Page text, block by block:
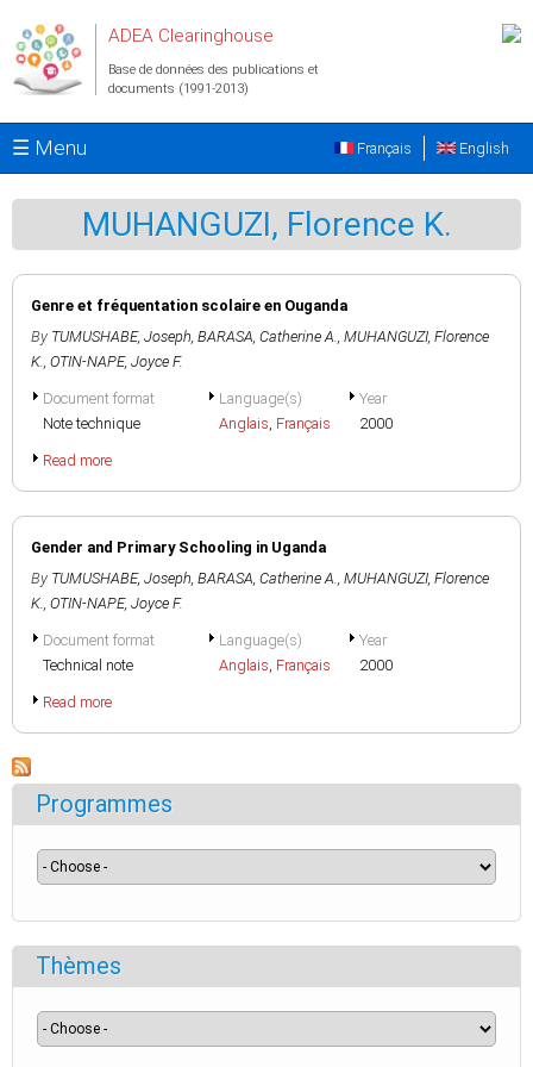
ADEA Clearinghouse
Base de données des publications et
documents (1991-2013)
☰ Menu English
Français
MUHANGUZI, Florence K.
Genre et fréquentation scolaire en Ouganda
By TUMUSHABE, Joseph, BARASA, Catherine A., MUHANGUZI, Florence
K., OTIN-NAPE, Joyce F.
Document format
Note technique
Language(s)
Anglais, Français
Year
2000
Read more
Gender and Primary Schooling in Uganda
By TUMUSHABE, Joseph, BARASA, Catherine A., MUHANGUZI, Florence
K., OTIN-NAPE, Joyce F.
Document format
Technical note
Language(s)
Anglais, Français
Year
2000
Read more
Programmes
Thèmes